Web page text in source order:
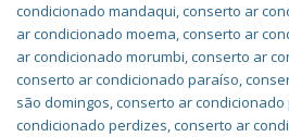
condicionado mandaqui,conserto ar
ar condicionado moema,conserto ar
ar condicionado morumbi,conserto ar
conserto ar condicionado paraíso,
são domingos,conserto ar condicionado
condicionado perdizes,conserto ar